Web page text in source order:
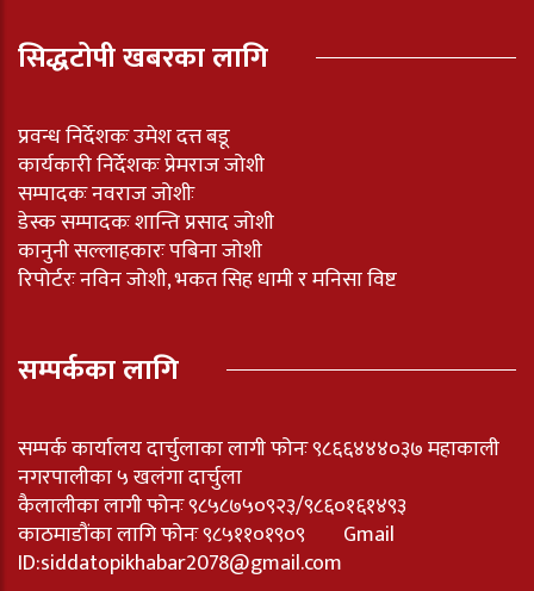
सिद्धटोपी खबरका लागि
प्रवन्ध निर्देशकः उमेश दत्त बडू
कार्यकारी निर्देशकः प्रेमराज जोशी
सम्पादकः नवराज जोशीः
डेस्क सम्पादकः शान्ति प्रसाद जोशी
कानुनी सल्लाहकारः पबिना जोशी
रिपोर्टरः नविन जोशी, भकत सिह धामी र मनिसा विष्ट
सम्पर्कका लागि
सम्पर्क कार्यालय दार्चुलाका लागी फोनः ९८६६४४४०३७ महाकाली
नगरपालीका ५ खलंगा दार्चुला
कैलालीका लागी फोनः ९८५८७५०९२३/९८६०१६१४९३
काठमाडौंका लागि फोनः ९८५११०१९०९ Gmail
ID:siddatopikhabar2078@gmail.com